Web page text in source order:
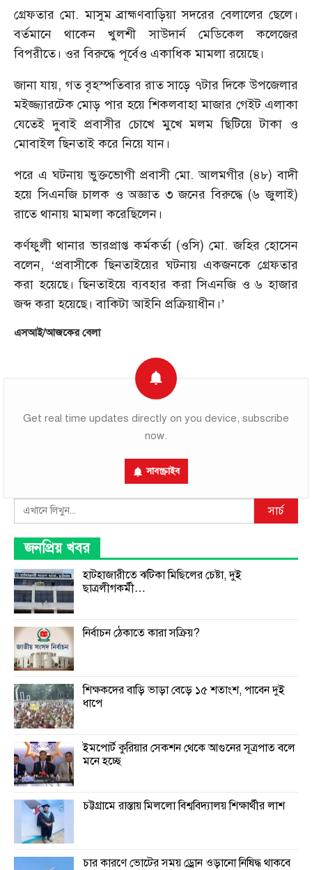
গ্রেফতার মো. মাসুম ব্রাহ্মণবাড়িয়া সদরের বেলালের ছেলে।
বর্তমানে থাকেন খুলশী সাউদার্ন মেডিকেল কলেজের
বিপরীতে। ওর বিরুদ্ধে পূর্বেও একাধিক মামলা রয়েছে।
জানা যায়, গত বৃহস্পতিবার রাত সাড়ে ৭টার দিকে উপজেলার
মইজ্জ্যারটেক মোড় পার হয়ে শিকলবাহা মাজার গেইট এলাকা
যেতেই দুবাই প্রবাসীর চোখে মুখে মলম ছিটিয়ে টাকা ও
মোবাইল ছিনতাই করে নিয়ে যান।
পরে এ ঘটনায় ভুক্তভোগী প্রবাসী মো. আলমগীর (৪৮) বাদী
হয়ে সিএনজি চালক ও অজ্ঞাত ৩ জনের বিরুদ্ধে (৬ জুলাই)
রাতে থানায় মামলা করেছিলেন।
কর্ণফুলী থানার ভারপ্রাপ্ত কর্মকর্তা (ওসি) মো. জহির হোসেন
বলেন, ‘প্রবাসীকে ছিনতাইয়ের ঘটনায় একজনকে গ্রেফতার
করা হয়েছে। ছিনতাইয়ে ব্যবহার করা সিএনজি ও ৬ হাজার
জব্দ করা হয়েছে। বাকিটা আইনি প্রক্রিয়াধীন।’
এসআই/আজকের বেলা
Get real time updates directly on you device, subscribe
now.
সাবস্ক্রাইব
Search সার্চ
জনপ্রিয় খবর
হাটহাজারীতে ঝটিকা মিছিলের চেষ্টা, দুই
ছাত্রলীগকর্মী…
নির্বাচন ঠেকাতে কারা সক্রিয়?
শিক্ষকদের বাড়ি ভাড়া বেড়ে ১৫ শতাংশ, পাবেন দুই
ধাপে
ইমপোর্ট কুরিয়ার সেকশন থেকে আগুনের সূত্রপাত বলে
মনে হচ্ছে
চট্টগ্রামে রাস্তায় মিললো বিশ্ববিদ্যালয় শিক্ষার্থীর লাশ
চার কারণে ভোটের সময় ড্রোন ওড়ানো নিষিদ্ধ থাকবে